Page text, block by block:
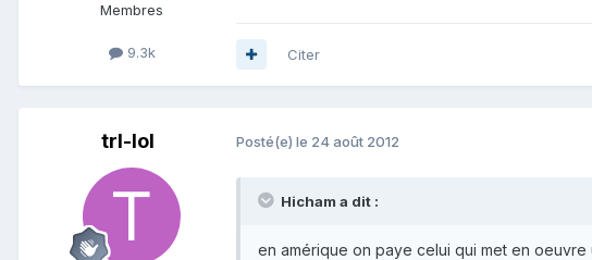
Membres
9.3k Citer
trl-lol Posté(e) le 24 août 2012
Hicham a dit :
en amérique on paye celui qui met en